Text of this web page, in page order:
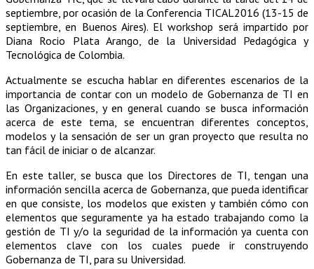
septiembre, por ocasión de la Conferencia TICAL2016 (13-15 de
septiembre, en Buenos Aires). El workshop será impartido por
Diana Rocio Plata Arango, de la Universidad Pedagógica y
Tecnológica de Colombia.
Actualmente se escucha hablar en diferentes escenarios de la
importancia de contar con un modelo de Gobernanza de TI en
las Organizaciones, y en general cuando se busca información
acerca de este tema, se encuentran diferentes conceptos,
modelos y la sensación de ser un gran proyecto que resulta no
tan fácil de iniciar o de alcanzar.
En este taller, se busca que los Directores de TI, tengan una
información sencilla acerca de Gobernanza, que pueda identificar
en que consiste, los modelos que existen y también cómo con
elementos que seguramente ya ha estado trabajando como la
gestión de TI y/o la seguridad de la información ya cuenta con
elementos clave con los cuales puede ir construyendo
Gobernanza de TI, para su Universidad.